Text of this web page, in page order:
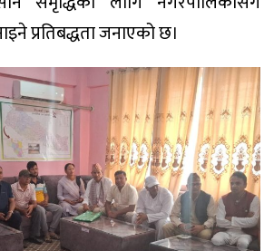
प्रतिबद्धता जनाएको छ।